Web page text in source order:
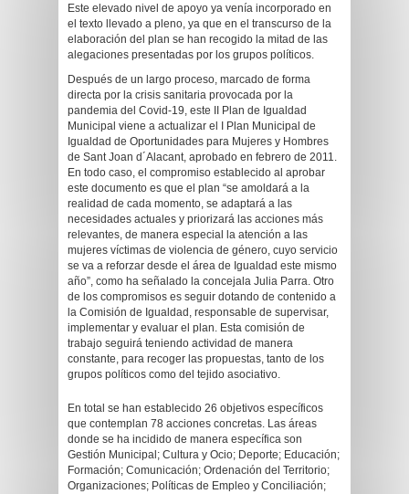
Este elevado nivel de apoyo ya venía incorporado en
el texto llevado a pleno, ya que en el transcurso de la
elaboración del plan se han recogido la mitad de las
alegaciones presentadas por los grupos políticos.
Después de un largo proceso, marcado de forma
directa por la crisis sanitaria provocada por la
pandemia del Covid-19, este II Plan de Igualdad
Municipal viene a actualizar el I Plan Municipal de
Igualdad de Oportunidades para Mujeres y Hombres
de Sant Joan d´Alacant, aprobado en febrero de 2011.
En todo caso, el compromiso establecido al aprobar
este documento es que el plan “se amoldará a la
realidad de cada momento, se adaptará a las
necesidades actuales y priorizará las acciones más
relevantes, de manera especial la atención a las
mujeres víctimas de violencia de género, cuyo servicio
se va a reforzar desde el área de Igualdad este mismo
año”, como ha señalado la concejala Julia Parra. Otro
de los compromisos es seguir dotando de contenido a
la Comisión de Igualdad, responsable de supervisar,
implementar y evaluar el plan. Esta comisión de
trabajo seguirá teniendo actividad de manera
constante, para recoger las propuestas, tanto de los
grupos políticos como del tejido asociativo.
En total se han establecido 26 objetivos específicos
que contemplan 78 acciones concretas. Las áreas
donde se ha incidido de manera específica son
Gestión Municipal; Cultura y Ocio; Deporte; Educación;
Formación; Comunicación; Ordenación del Territorio;
Organizaciones; Políticas de Empleo y Conciliación;